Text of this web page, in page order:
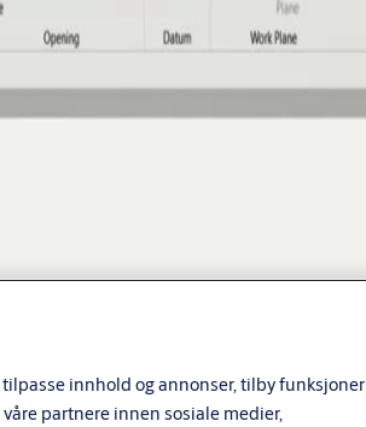
innhold og annonser, tilby funksjoner
partnere innen sosiale medier,